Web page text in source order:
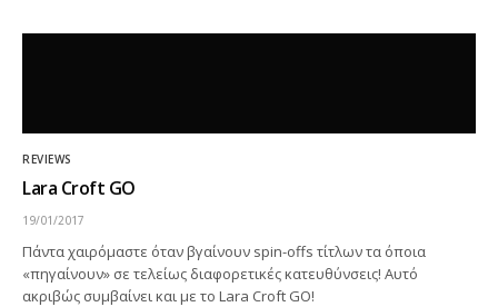
REVIEWS
Lara Croft GO
19/01/2017
Πάντα χαιρόμαστε όταν βγαίνουν spin-offs τίτλων τα όποια
«πηγαίνουν» σε τελείως διαφορετικές κατευθύνσεις! Αυτό
ακριβώς συμβαίνει και με το Lara Croft GO!